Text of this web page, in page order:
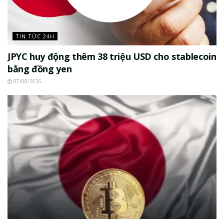
TIN TỨC 24H
JPYC huy động thêm 38 triệu USD cho stablecoin
bằng đồng yen
07/08/2026